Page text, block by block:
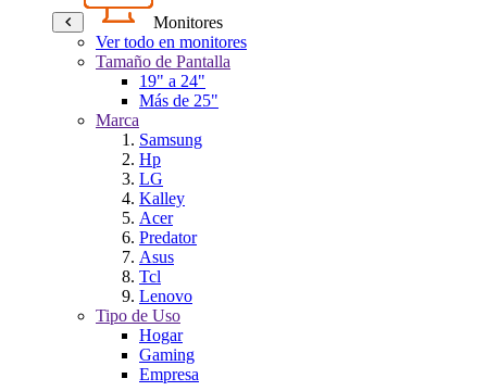
Monitores
Ver todo en monitores
Tamaño de Pantalla
19" a 24"
Más de 25"
Marca
Samsung
Hp
LG
Kalley
Acer
Predator
Asus
Tcl
Lenovo
Tipo de Uso
Hogar
Gaming
Empresa